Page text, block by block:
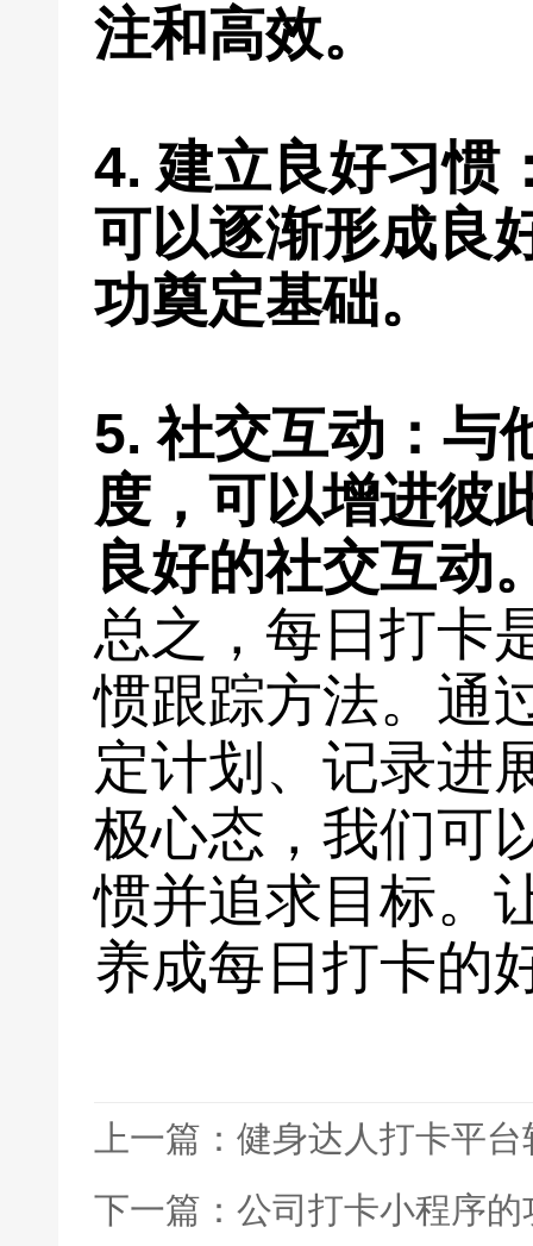
注和高效。
4. 建立良好习惯
可以逐渐形成良
功奠定基础。
5. 社交互动：与
度，可以增进彼
良好的社交互动
总之，每日打卡
惯跟踪方法。通
定计划、记录进
极心态，我们可
惯并追求目标。
养成每日打卡的
上一篇：健身达人打卡平
下一篇：公司打卡小程序